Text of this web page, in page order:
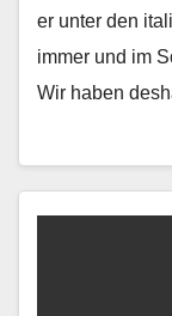
er unter den
immer und im
Wir haben